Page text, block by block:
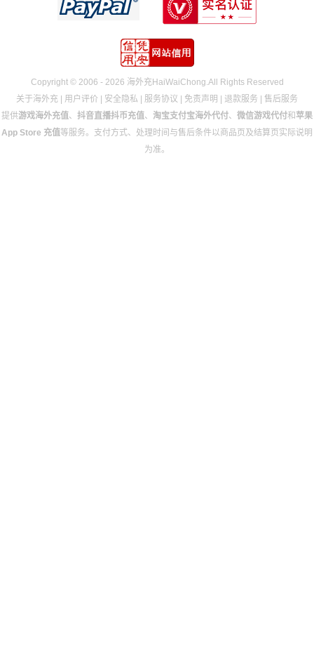
Copyright © 2006 - 2026 海外充HaiWaiChong.All Rights Reserved
关于海外充 | 用户评价 | 安全隐私 | 服务协议 | 免责声明 | 退款服务 | 售后服务
提供游戏海外充值、 抖音直播抖币充值、 淘宝支付宝海外代付、 微信游戏代付和 苹果
App Store 充值等服务。支付方式、处理时间与售后条件以商品页及结算页实际说明
为准。